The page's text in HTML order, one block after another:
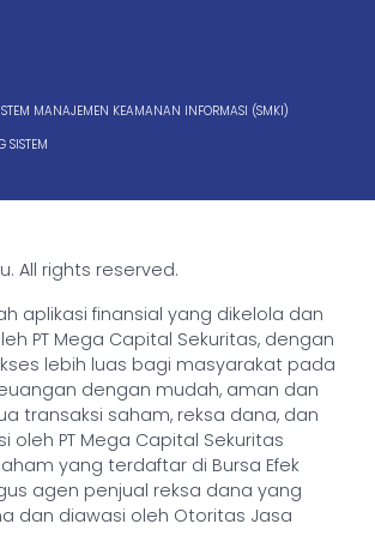
MANAJEMEN KEAMANAN INFORMASI (SMKI)
SISTEM
All rights reserved.
aplikasi finansial yang dikelola dan
PT Mega Capital Sekuritas, dengan
lebih luas bagi masyarakat pada
dengan mudah, aman dan
transaksi saham, reksa dana, dan
oleh PT Mega Capital Sekuritas
yang terdaftar di Bursa Efek
agen penjual reksa dana yang
dan diawasi oleh Otoritas Jasa